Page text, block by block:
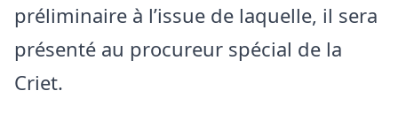
préliminaire à l’issue de laquelle, il sera
présenté au procureur spécial de la
Criet.